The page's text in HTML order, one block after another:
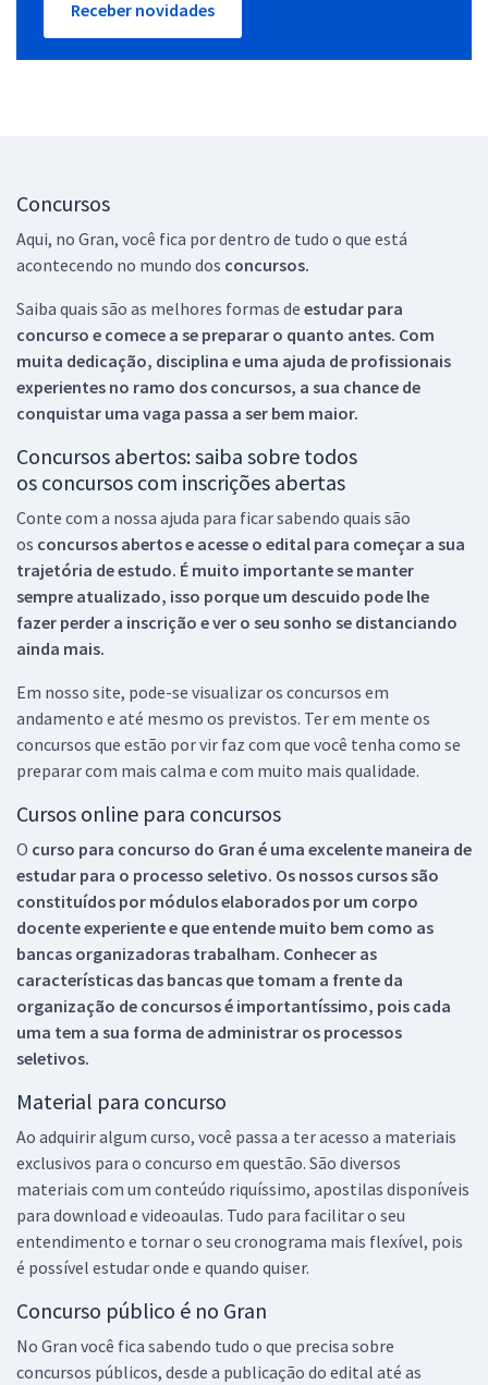
Receber novidades
Concursos
Aqui, no Gran, você fica por dentro de tudo o que está
acontecendo no mundo dos concursos.
Saiba quais são as melhores formas de estudar para
concurso e comece a se preparar o quanto antes. Com
muita dedicação, disciplina e uma ajuda de profissionais
experientes no ramo dos concursos, a sua chance de
conquistar uma vaga passa a ser bem maior.
Concursos abertos: saiba sobre todos
os concursos com inscrições abertas
Conte com a nossa ajuda para ficar sabendo quais são
os concursos abertos e acesse o edital para começar a sua
trajetória de estudo. É muito importante se manter
sempre atualizado, isso porque um descuido pode lhe
fazer perder a inscrição e ver o seu sonho se distanciando
ainda mais.
Em nosso site, pode-se visualizar os concursos em
andamento e até mesmo os previstos. Ter em mente os
concursos que estão por vir faz com que você tenha como se
preparar com mais calma e com muito mais qualidade.
Cursos online para concursos
O curso para concurso do Gran é uma excelente maneira de
estudar para o processo seletivo. Os nossos cursos são
constituídos por módulos elaborados por um corpo
docente experiente e que entende muito bem como as
bancas organizadoras trabalham. Conhecer as
características das bancas que tomam a frente da
organização de concursos é importantíssimo, pois cada
uma tem a sua forma de administrar os processos
seletivos.
Material para concurso
Ao adquirir algum curso, você passa a ter acesso a materiais
exclusivos para o concurso em questão. São diversos
materiais com um conteúdo riquíssimo, apostilas disponíveis
para download e videoaulas. Tudo para facilitar o seu
entendimento e tornar o seu cronograma mais flexível, pois
é possível estudar onde e quando quiser.
Concurso público é no Gran
No Gran você fica sabendo tudo o que precisa sobre
concursos públicos, desde a publicação do edital até as